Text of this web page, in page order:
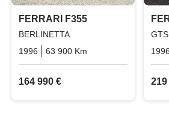
FERRARI F355
BERLINETTA
1996
63 900 Km Essence
164 990 €
GTS
1996
219